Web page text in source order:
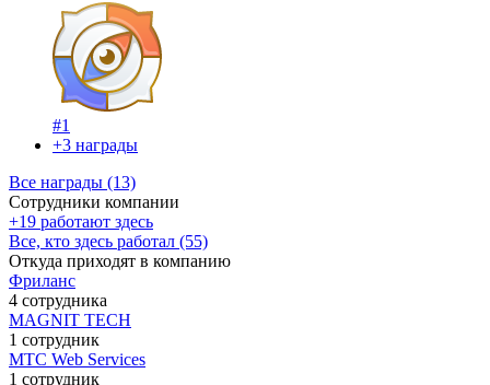
#1
+3 награды
Все награды (13)
Сотрудники компании
+19 работают здесь
Все, кто здесь работал (55)
Откуда приходят в компанию
Фриланс
4 сотрудника
MAGNIT TECH
1 сотрудник
МТС Web Services
1 сотрудник